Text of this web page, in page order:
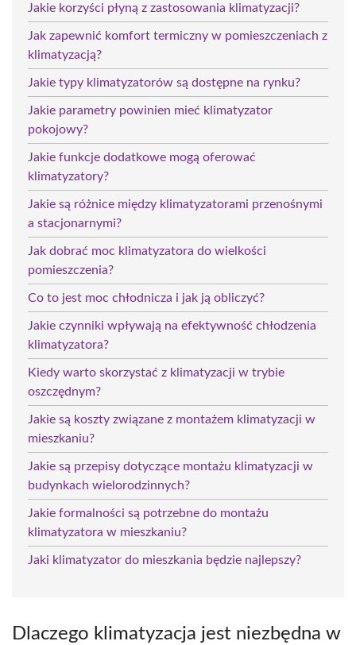
Jakie korzyści płyną z zastosowania klimatyzacji?
Jak zapewnić komfort termiczny w pomieszczeniach z
klimatyzacją?
Jakie typy klimatyzatorów są dostępne na rynku?
Jakie parametry powinien mieć klimatyzator
pokojowy?
Jakie funkcje dodatkowe mogą oferować
klimatyzatory?
Jakie są różnice między klimatyzatorami przenośnymi
a stacjonarnymi?
Jak dobrać moc klimatyzatora do wielkości
pomieszczenia?
Co to jest moc chłodnicza i jak ją obliczyć?
Jakie czynniki wpływają na efektywność chłodzenia
klimatyzatora?
Kiedy warto skorzystać z klimatyzacji w trybie
oszczędnym?
Jakie są koszty związane z montażem klimatyzacji w
mieszkaniu?
Jakie są przepisy dotyczące montażu klimatyzacji w
budynkach wielorodzinnych?
Jakie formalności są potrzebne do montażu
klimatyzatora w mieszkaniu?
Jaki klimatyzator do mieszkania będzie najlepszy?
Dlaczego klimatyzacja jest niezbędna w